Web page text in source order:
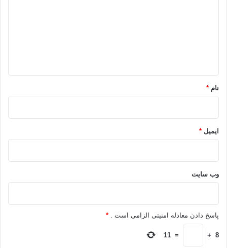
نام *
ایمیل *
وب‌ سایت
پاسخ دادن معادله امنیتی الزامی است . *
8
+
=
11